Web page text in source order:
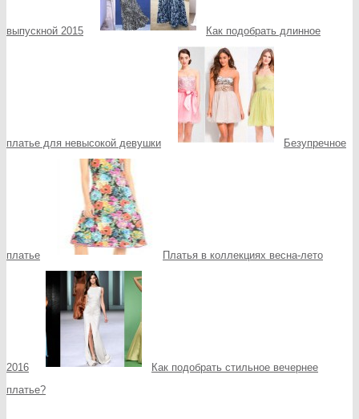
выпускной 2015 Как подобрать длинное
платье для невысокой девушки Безупречное
платье Платья в коллекциях весна-лето
2016
Как подобрать стильное вечернее
платье?